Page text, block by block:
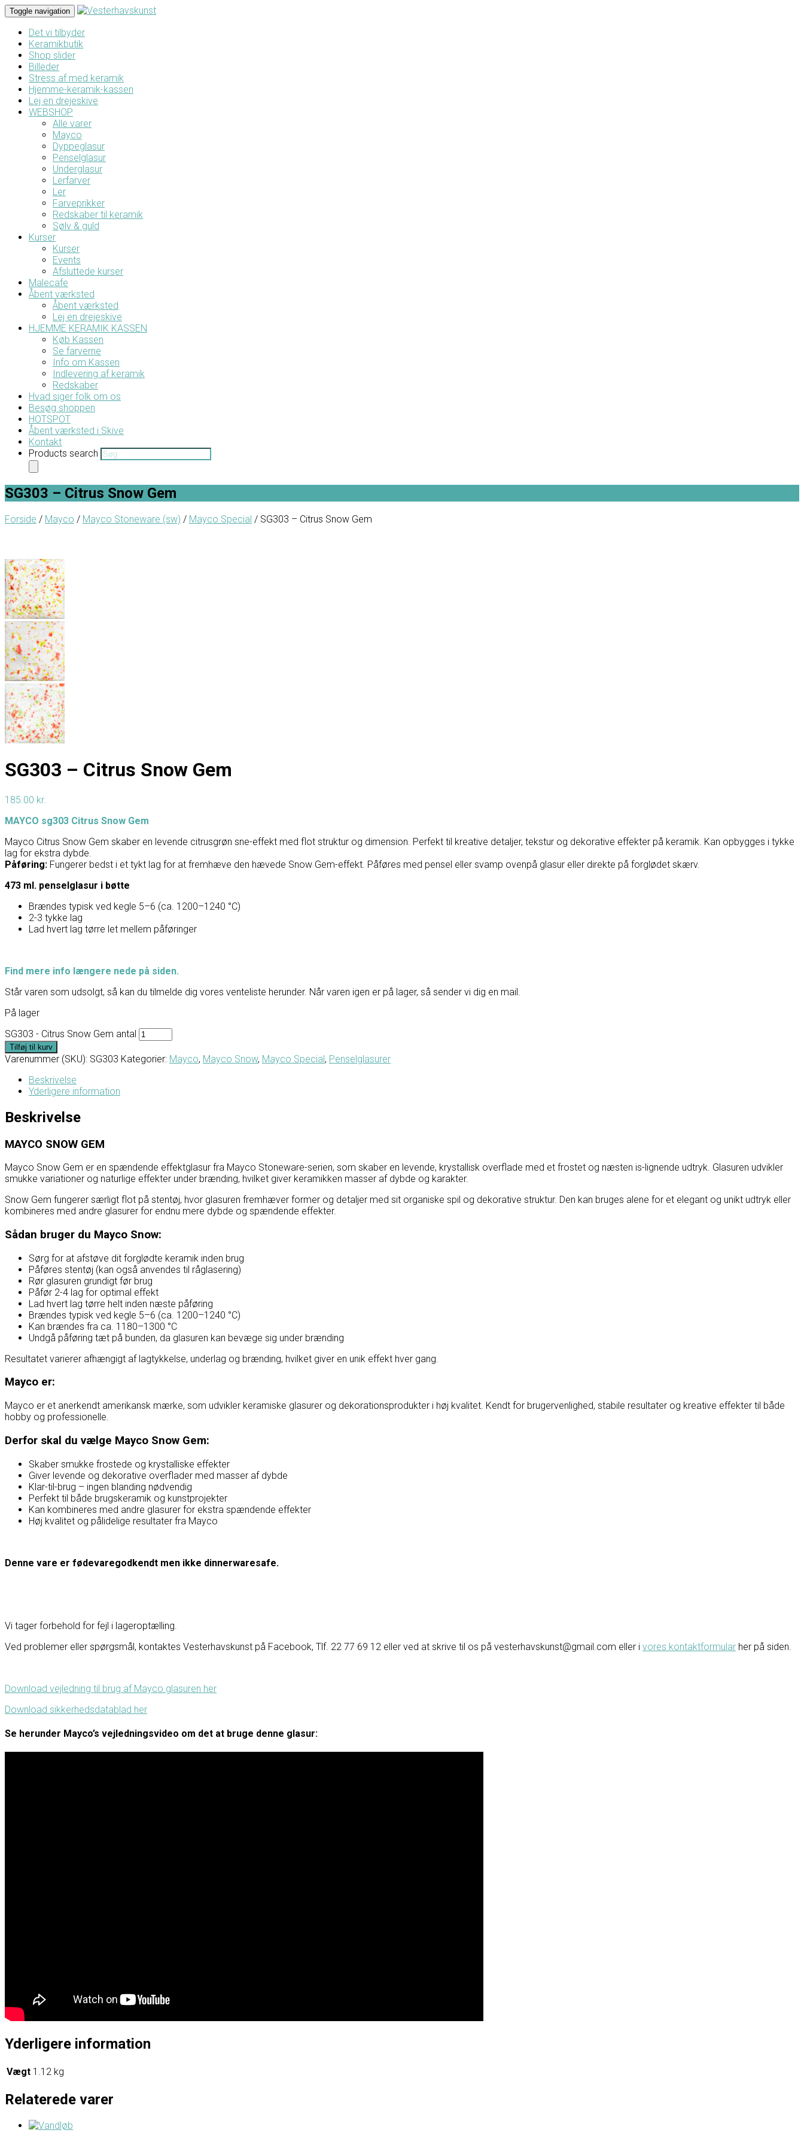
Toggle navigation
Det vi tilbyder
Keramikbutik
Shop slider
Billeder
Stress af med keramik
Hjemme-keramik-kassen
Lej en drejeskive
WEBSHOP
Alle varer
Mayco
Dyppeglasur
Penselglasur
Underglasur
Lerfarver
Ler
Farveprikker
Redskaber til keramik
Sølv & guld
Kurser
Kurser
Events
Afsluttede kurser
Malecafe
Åbent værksted
Åbent værksted
Lej en drejeskive
HJEMME KERAMIK KASSEN
Køb Kassen
Se farverne
Info om Kassen
Indlevering af keramik
Redskaber
Hvad siger folk om os
Besøg shoppen
HOTSPOT
Åbent værksted i Skive
Kontakt
Products search
SG303 – Citrus Snow Gem
Forside / Mayco / Mayco Stoneware (sw) / Mayco Special / SG303 – Citrus Snow Gem
SG303 – Citrus Snow Gem
185.00 kr.
MAYCO sg303 Citrus Snow Gem
Mayco Citrus Snow Gem skaber en levende citrusgrøn sne-effekt med flot struktur og dimension. Perfekt til kreative detaljer, tekstur og dekorative effekter på keramik. Kan opbygges i tykke
lag for ekstra dybde.
Påføring: Fungerer bedst i et tykt lag for at fremhæve den hævede Snow Gem-effekt. Påføres med pensel eller svamp ovenpå glasur eller direkte på forglødet skærv.
473 ml. penselglasur i bøtte
Brændes typisk ved kegle 5–6 (ca. 1200–1240 °C)
2-3 tykke lag
Lad hvert lag tørre let mellem påføringer
Find mere info længere nede på siden.
Står varen som udsolgt, så kan du tilmelde dig vores venteliste herunder. Når varen igen er på lager, så sender vi dig en mail.
På lager
SG303 - Citrus Snow Gem antal
Tilføj til kurv
Varenummer (SKU): SG303 Kategorier: Mayco, Mayco Snow, Mayco Special, Penselglasurer
Beskrivelse
Yderligere information
Beskrivelse
MAYCO SNOW GEM
Mayco Snow Gem er en spændende effektglasur fra Mayco Stoneware-serien, som skaber en levende, krystallisk overflade med et frostet og næsten is-lignende udtryk. Glasuren udvikler
smukke variationer og naturlige effekter under brænding, hvilket giver keramikken masser af dybde og karakter.
Snow Gem fungerer særligt flot på stentøj, hvor glasuren fremhæver former og detaljer med sit organiske spil og dekorative struktur. Den kan bruges alene for et elegant og unikt udtryk eller
kombineres med andre glasurer for endnu mere dybde og spændende effekter.
Sådan bruger du Mayco Snow:
Sørg for at afstøve dit forglødte keramik inden brug
Påføres stentøj (kan også anvendes til råglasering)
Rør glasuren grundigt før brug
Påfør 2-4 lag for optimal effekt
Lad hvert lag tørre helt inden næste påføring
Brændes typisk ved kegle 5–6 (ca. 1200–1240 °C)
Kan brændes fra ca. 1180–1300 °C
Undgå påføring tæt på bunden, da glasuren kan bevæge sig under brænding
Resultatet varierer afhængigt af lagtykkelse, underlag og brænding, hvilket giver en unik effekt hver gang.
Mayco er:
Mayco er et anerkendt amerikansk mærke, som udvikler keramiske glasurer og dekorationsprodukter i høj kvalitet. Kendt for brugervenlighed, stabile resultater og kreative effekter til både
hobby og professionelle.
Derfor skal du vælge Mayco Snow Gem:
Skaber smukke frostede og krystalliske effekter
Giver levende og dekorative overflader med masser af dybde
Klar-til-brug – ingen blanding nødvendig
Perfekt til både brugskeramik og kunstprojekter
Kan kombineres med andre glasurer for ekstra spændende effekter
Høj kvalitet og pålidelige resultater fra Mayco
Denne vare er fødevaregodkendt men ikke dinnerwaresafe.
Vi tager forbehold for fejl i lageroptælling.
Ved problemer eller spørgsmål, kontaktes Vesterhavskunst på Facebook, Tlf. 22 77 69 12 eller ved at skrive til os på vesterhavskunst@gmail.com eller i vores kontaktformular her på siden.
Download vejledning til brug af Mayco glasuren her
Download sikkerhedsdatablad her
Se herunder Mayco’s vejledningsvideo om det at bruge denne glasur:
Yderligere information
Vægt 1.12 kg
Relaterede varer